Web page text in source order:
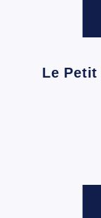
Le